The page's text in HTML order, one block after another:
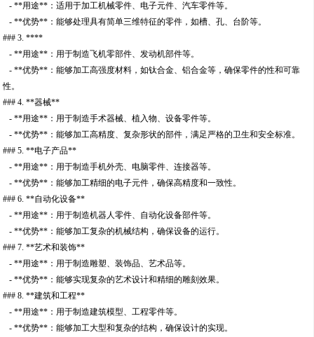
- **用途**：适用于加工机械零件、电子元件、汽车零件等。
- **优势**：能够处理具有简单三维特征的零件，如槽、孔、台阶等。
### 3. ****
- **用途**：用于制造飞机零部件、发动机部件等。
- **优势**：能够加工高强度材料，如钛合金、铝合金等，确保零件的性和可靠
性。
### 4. **器械**
- **用途**：用于制造手术器械、植入物、设备零件等。
- **优势**：能够加工高精度、复杂形状的部件，满足严格的卫生和安全标准。
### 5. **电子产品**
- **用途**：用于制造手机外壳、电脑零件、连接器等。
- **优势**：能够加工精细的电子元件，确保高精度和一致性。
### 6. **自动化设备**
- **用途**：用于制造机器人零件、自动化设备部件等。
- **优势**：能够加工复杂的机械结构，确保设备的运行。
### 7. **艺术和装饰**
- **用途**：用于制造雕塑、装饰品、艺术品等。
- **优势**：能够实现复杂的艺术设计和精细的雕刻效果。
### 8. **建筑和工程**
- **用途**：用于制造建筑模型、工程零件等。
- **优势**：能够加工大型和复杂的结构，确保设计的实现。